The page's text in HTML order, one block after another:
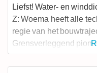
Liefst! Water- en
Z: Woema heeft alle
regie van het
Grensverleggend
spelers, betrokkenheid
staan we voor.